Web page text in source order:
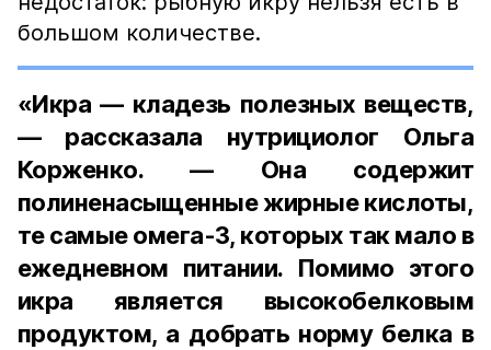
большом количестве.
«Икра — кладезь полезных веществ,
— рассказала нутрициолог Ольга
Корженко. — Она содержит
полиненасыщенные жирные кислоты,
те самые омега-3, которых так мало в
ежедневном питании. Помимо этого
икра является высокобелковым
продуктом, а добрать норму белка в